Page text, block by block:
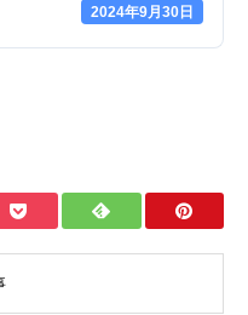
2024年9月30日